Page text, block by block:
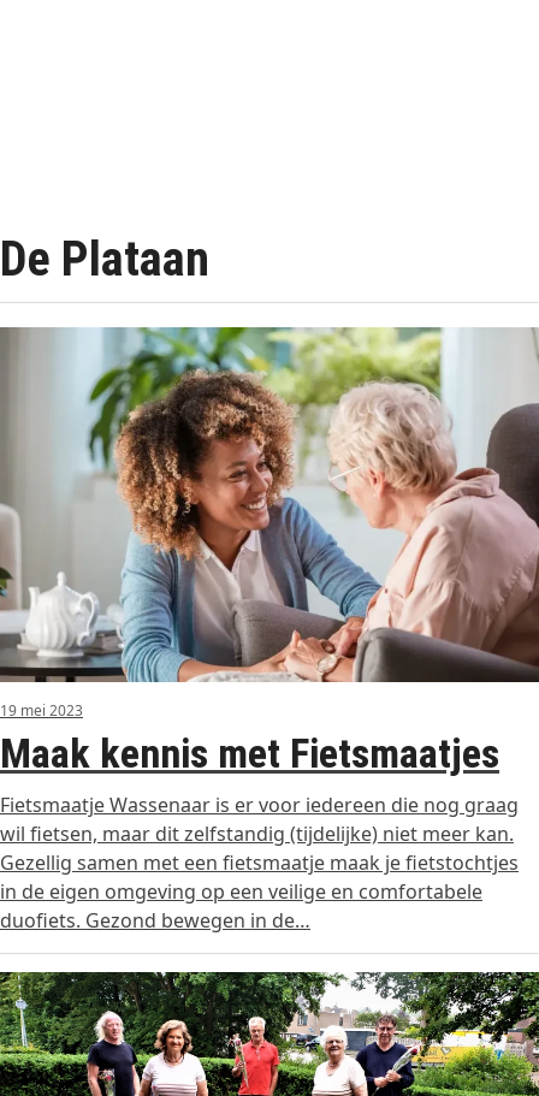
De Plataan
19 mei 2023
Maak kennis met Fietsmaatjes
Fietsmaatje Wassenaar is er voor iedereen die nog graag
wil fietsen, maar dit zelfstandig (tijdelijke) niet meer kan.
Gezellig samen met een fietsmaatje maak je fietstochtjes
in de eigen omgeving op een veilige en comfortabele
duofiets. Gezond bewegen in de…